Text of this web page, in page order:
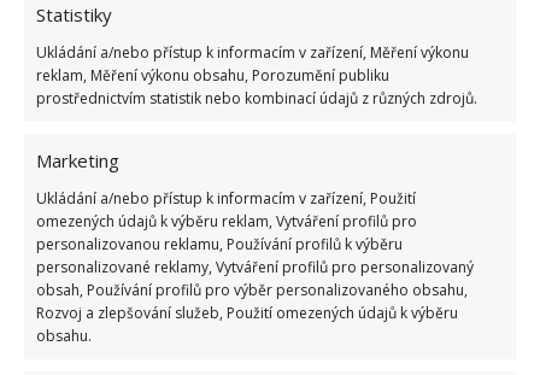
Statistiky
Ukládání a/nebo přístup k informacím v zařízení, Měření výkonu
reklam, Měření výkonu obsahu, Porozumění publiku
prostřednictvím statistik nebo kombinací údajů z různých zdrojů.
Marketing
Ukládání a/nebo přístup k informacím v zařízení, Použití
omezených údajů k výběru reklam, Vytváření profilů pro
personalizovanou reklamu, Používání profilů k výběru
personalizované reklamy, Vytváření profilů pro personalizovaný
obsah, Používání profilů pro výběr personalizovaného obsahu,
Rozvoj a zlepšování služeb, Použití omezených údajů k výběru
obsahu.
1.6.2026
Test znalostí o každodenní realitě za
komunismu: 10 retro otázek ukáže, kdo má
dobrý přehled
23.6.2026